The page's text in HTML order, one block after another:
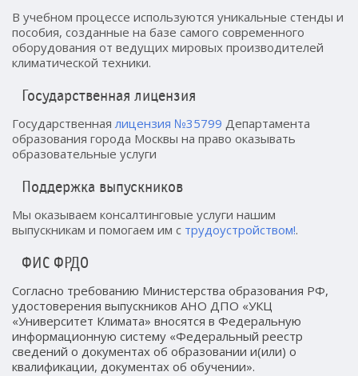
В учебном процессе используются уникальные стенды и
пособия, созданные на базе самого современного
оборудования от ведущих мировых производителей
климатической техники.
Государственная лицензия
Государственнаялицензия №35799 Департамента
образования города Москвы на право оказывать
образовательные услуги
Поддержка выпускников
Мы оказываем консалтинговые услуги нашим
выпускникам и помогаем им с трудоустройством!.
ФИС ФРДО
Согласно требованию Министерства образования РФ,
удостоверения выпускников АНО ДПО «УКЦ
«Университет Климата» вносятся в Федеральную
информационную систему «Федеральный реестр
сведений о документах об образовании и(или) о
квалификации, документах об обучении».